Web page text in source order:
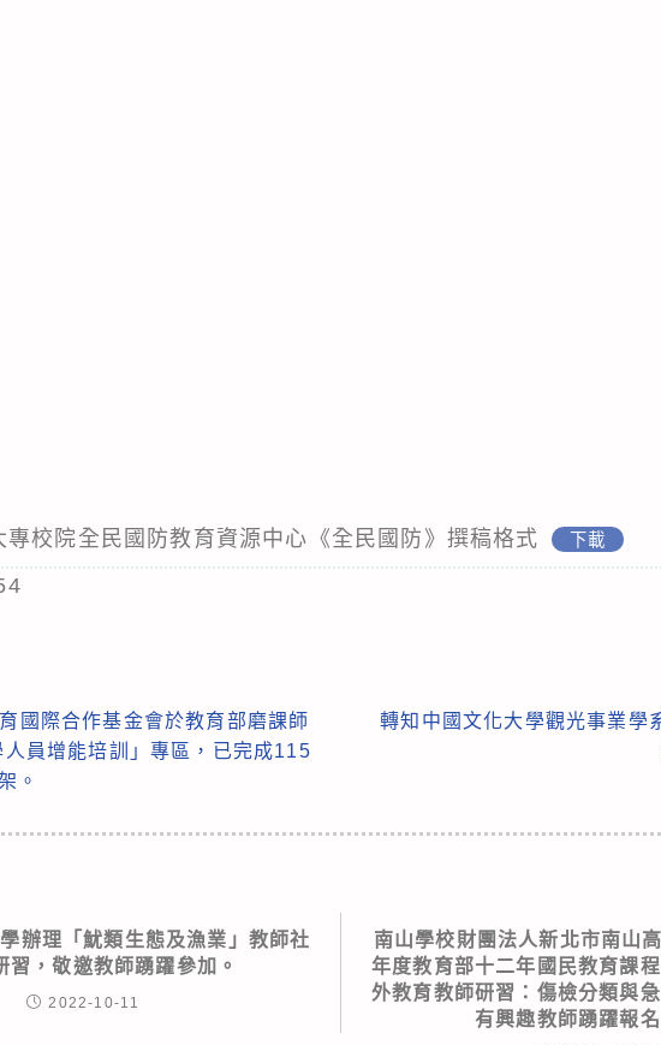
校院全民國防教育資源中心《全民國防》撰稿格式 下載
國際合作基金會於教育部磨課師
員增能培訓」專區，已完成115
。
轉知中國文化大學觀光事業學
辦理「魷類生態及漁業」教師社
習，敬邀教師踴躍參加。
2022-10-11
南山學校財團法人新北市南山
年度教育部十二年國民教育課
外教育教師研習：傷檢分類與
有興趣教師踴躍報名